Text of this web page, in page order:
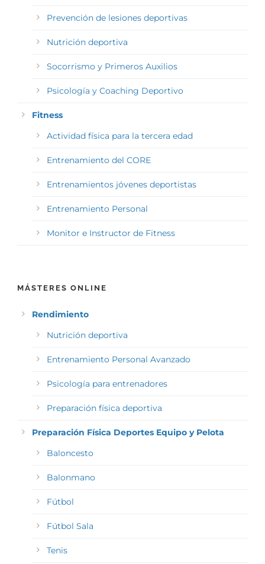
Prevención de lesiones deportivas
Nutrición deportiva
Socorrismo y Primeros Auxilios
Psicología y Coaching Deportivo
Fitness
Actividad física para la tercera edad
Entrenamiento del CORE
Entrenamientos jóvenes deportistas
Entrenamiento Personal
Monitor e Instructor de Fitness
MÁSTERES ONLINE
Rendimiento
Nutrición deportiva
Entrenamiento Personal Avanzado
Psicología para entrenadores
Preparación física deportiva
Preparación Física Deportes Equipo y Pelota
Baloncesto
Balonmano
Fútbol
Fútbol Sala
Tenis